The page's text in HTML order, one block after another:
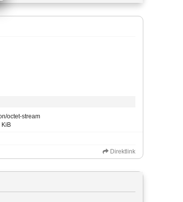
octet-stream
KiB
Direktlink